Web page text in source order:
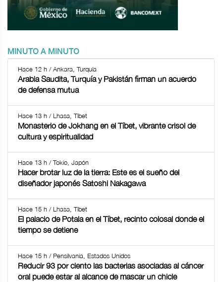
MINUTO A MINUTO
Hace 12 h / Ankara, Turquía
Arabia Saudita, Turquía y Pakistán firman un acuerdo
de defensa mutua
Hace 13 h / Lhasa, Tíbet
Monasterio de Jokhang en el Tíbet, vibrante crisol de
cultura y espiritualidad
Hace 13 h / Tokio, Japón
Hacer brotar luz de la tierra: Este es el sueño del
diseñador japonés Satoshi Nakagawa
Hace 15 h / Lhasa, Tíbet
El palacio de Potala en el Tíbet, recinto colosal donde el
tiempo se detiene
Hace 15 h / Pensilvania, Estados Unidos
Reducir 93 por ciento las bacterias asociadas al cáncer
oral puede estar al alcance de mascar un chicle